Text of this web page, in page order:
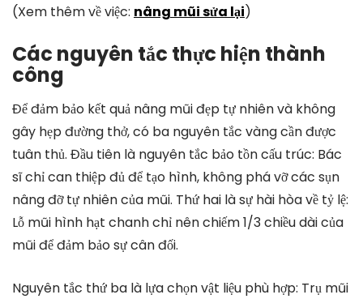
(Xem thêm về việc: nâng mũi sửa lại)
Các nguyên tắc thực hiện thành
công
Để đảm bảo kết quả nâng mũi đẹp tự nhiên và không
gây hẹp đường thở, có ba nguyên tắc vàng cần được
tuân thủ. Đầu tiên là nguyên tắc bảo tồn cấu trúc: Bác
sĩ chỉ can thiệp đủ để tạo hình, không phá vỡ các sụn
nâng đỡ tự nhiên của mũi. Thứ hai là sự hài hòa về tỷ lệ:
Lỗ mũi hình hạt chanh chỉ nên chiếm 1/3 chiều dài của
mũi để đảm bảo sự cân đối.
Nguyên tắc thứ ba là lựa chọn vật liệu phù hợp: Trụ mũi